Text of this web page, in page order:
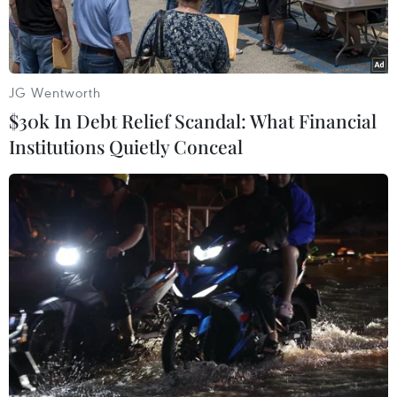
Biểu tượng của Hãng dược phẩm Roche tại trụ sở ở Basel, Thụy
Sĩ. (Ảnh: AFP/TTXVN)
Cơ quan Quản lý Thực phẩm và Dược phẩm
(FDA) của Mỹ đã phê duyệt một phương pháp
xét nghiệm do công ty dược phẩm Roche của
JG Wentworth
$30k In Debt Relief Scandal: What Financial
Institutions Quietly Conceal